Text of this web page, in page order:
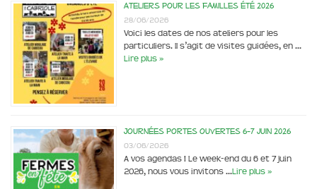
Ateliers pour les familles été 2026
28/06/2026
Voici les dates de nos ateliers pour les
particuliers. Il s’agit de visites guidées, en …
Lire plus »
Journées portes ouvertes 6-7 juin 2026
03/06/2026
A vos agendas ! Le week-end du 6 et 7 juin
2026, nous vous invitons …Lire plus »